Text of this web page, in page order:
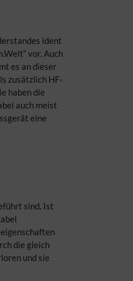
ident
vor. Auch
es an dieser
zusätzlich HF-
haben die
auch meist
eine
sind. Ist
die gleich
und sie